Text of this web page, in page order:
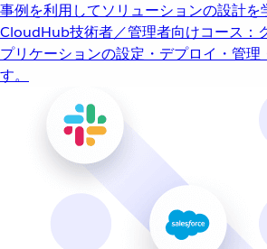
事例を利用してソリューションの設計を
CloudHub技術者／管理者向けコース：
プリケーションの設定・デプロイ・管理
す。